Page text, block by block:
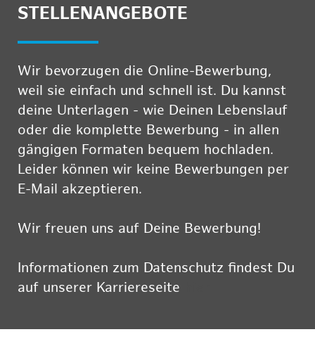
STELLENANGEBOTE
Wir bevorzugen die Online-Bewerbung,
weil sie einfach und schnell ist. Du kannst
deine Unterlagen - wie Deinen Lebenslauf
oder die komplette Bewerbung - in allen
gängigen Formaten bequem hochladen.
Leider können wir keine Bewerbungen per
E-Mail akzeptieren.
Wir freuen uns auf Deine Bewerbung!
Informationen zum Datenschutz findest Du
auf unserer Karriereseite